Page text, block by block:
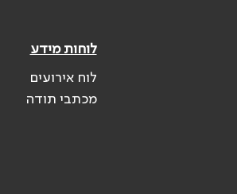
לוחות מידע
לוח אירועים
מכתבי תודה